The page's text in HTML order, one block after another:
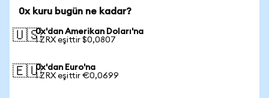
0x kuru bugün ne kadar?
🇺🇸0x'dan Amerikan Doları'na
1 ZRX eşittir $0,0807
🇪🇺0x'dan Euro'na
1 ZRX eşittir €0,0699